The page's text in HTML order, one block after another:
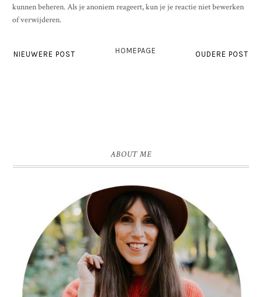
kunnen beheren. Als je anoniem reageert, kun je je reactie niet bewerken
of verwijderen.
NIEUWERE POST OUDERE POST
HOMEPAGE
ABOUT ME